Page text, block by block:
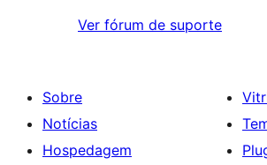
Ver fórum de suporte
Sobre
Notícias
Hospedagem